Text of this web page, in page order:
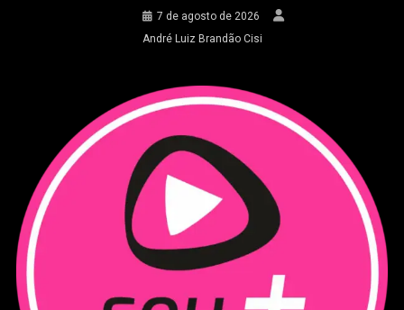
7 de agosto de 2026
André Luiz Brandão Cisi